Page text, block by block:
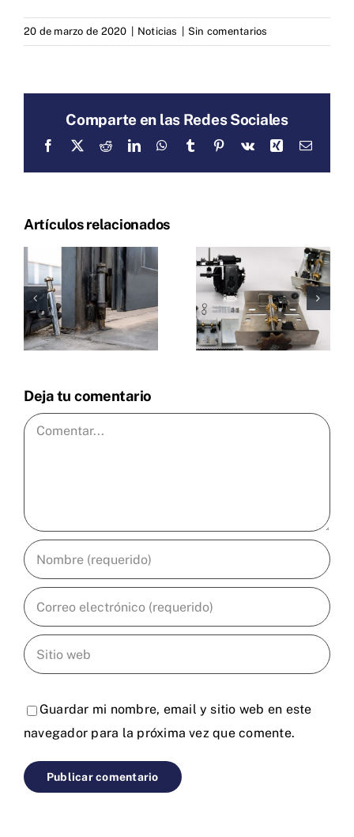
20 de marzo de 2020 Noticias Sin comentarios
Comparte en las Redes Sociales
Facebook
X RedditLinkedInWhatsApp
Tumblr Pinterest
Vk Xing Correo
Artículos relacionados
Deja tu comentario
Comentar
Guardar mi nombre, email y sitio web en este
navegador para la próxima vez que comente.